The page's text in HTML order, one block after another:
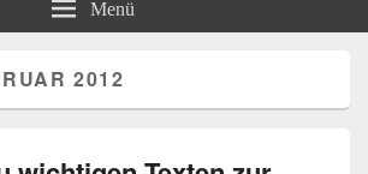
Menü
2012